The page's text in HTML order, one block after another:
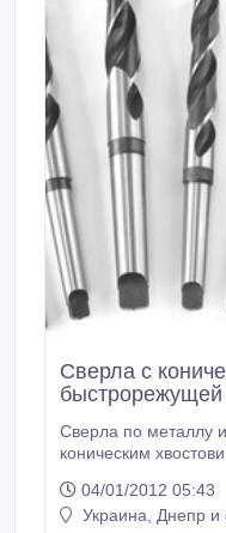
Сверла с
быстрорежущей
Сверла по металлу
коническим хвостовиком
отличного качества
производителя ОАО
04/01/2012 05:43
Украина, Днепр и